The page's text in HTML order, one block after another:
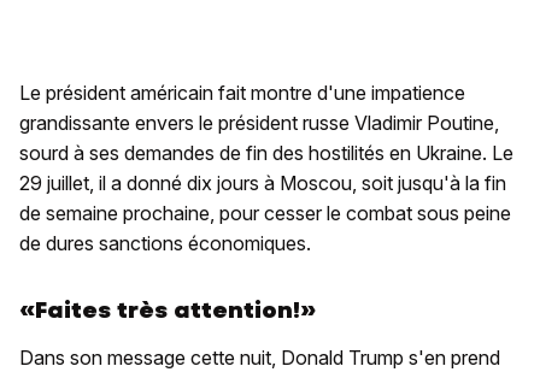
Le président américain fait montre d'une impatience
grandissante envers le président russe Vladimir Poutine,
sourd à ses demandes de fin des hostilités en Ukraine. Le
29 juillet, il a donné dix jours à Moscou, soit jusqu'à la fin
de semaine prochaine, pour cesser le combat sous peine
de dures sanctions économiques.
«Faites très attention!»
Dans son message cette nuit, Donald Trump s'en prend